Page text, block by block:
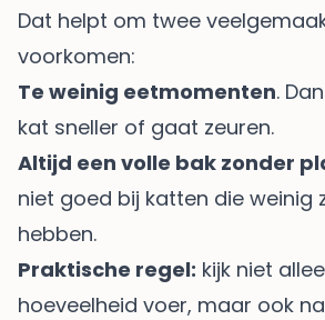
Dat helpt om twee
voorkomen:
Te weinig eetmomenten.
kat sneller of gaat zeuren.
Altijd een volle bak zonder
niet goed bij katten die weinig
hebben.
Praktische regel: kijk niet
hoeveelheid voer, maar ook